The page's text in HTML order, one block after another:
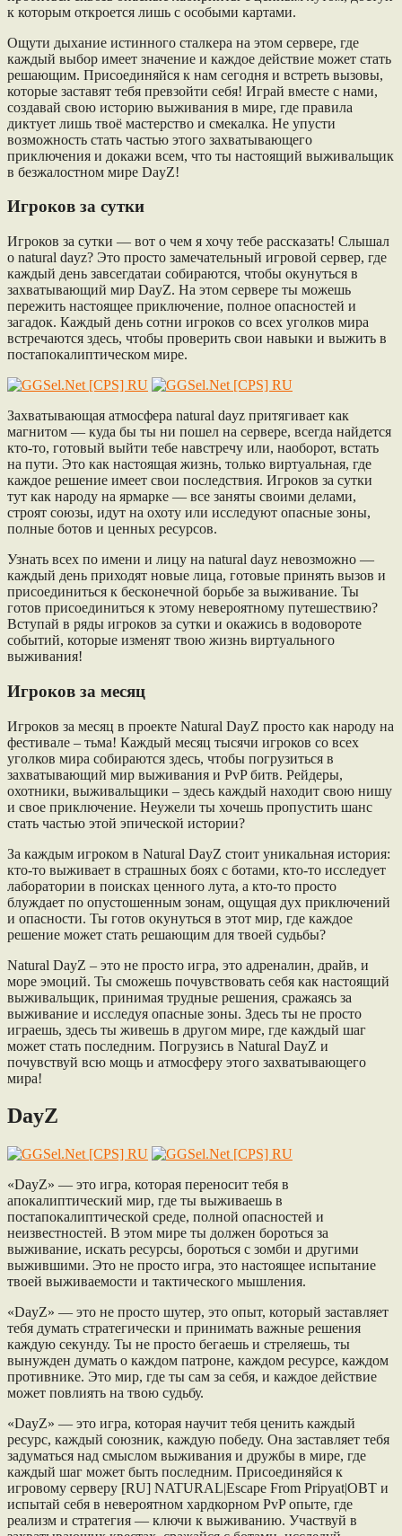
к которым откроется лишь с особыми картами.
Ощути дыхание истинного сталкера на этом сервере, где
каждый выбор имеет значение и каждое действие может стать
решающим. Присоединяйся к нам сегодня и встреть вызовы,
которые заставят тебя превзойти себя! Играй вместе с нами,
создавай свою историю выживания в мире, где правила
диктует лишь твоё мастерство и смекалка. Не упусти
возможность стать частью этого захватывающего
приключения и докажи всем, что ты настоящий выживальщик
в безжалостном мире DayZ!
Игроков за сутки
Игроков за сутки — вот о чем я хочу тебе рассказать! Слышал
о natural dayz? Это просто замечательный игровой сервер, где
каждый день завсегдатаи собираются, чтобы окунуться в
захватывающий мир DayZ. На этом сервере ты можешь
пережить настоящее приключение, полное опасностей и
загадок. Каждый день сотни игроков со всех уголков мира
встречаются здесь, чтобы проверить свои навыки и выжить в
постапокалиптическом мире.
Захватывающая атмосфера natural dayz притягивает как
магнитом — куда бы ты ни пошел на сервере, всегда найдется
кто-то, готовый выйти тебе навстречу или, наоборот, встать
на пути. Это как настоящая жизнь, только виртуальная, где
каждое решение имеет свои последствия. Игроков за сутки
тут как народу на ярмарке — все заняты своими делами,
строят союзы, идут на охоту или исследуют опасные зоны,
полные ботов и ценных ресурсов.
Узнать всех по имени и лицу на natural dayz невозможно —
каждый день приходят новые лица, готовые принять вызов и
присоединиться к бесконечной борьбе за выживание. Ты
готов присоединиться к этому невероятному путешествию?
Вступай в ряды игроков за сутки и окажись в водовороте
событий, которые изменят твою жизнь виртуального
выживания!
Игроков за месяц
Игроков за месяц в проекте Natural DayZ просто как народу на
фестивале – тьма! Каждый месяц тысячи игроков со всех
уголков мира собираются здесь, чтобы погрузиться в
захватывающий мир выживания и PvP битв. Рейдеры,
охотники, выживальщики – здесь каждый находит свою нишу
и свое приключение. Неужели ты хочешь пропустить шанс
стать частью этой эпической истории?
За каждым игроком в Natural DayZ стоит уникальная история:
кто-то выживает в страшных боях с ботами, кто-то исследует
лаборатории в поисках ценного лута, а кто-то просто
блуждает по опустошенным зонам, ощущая дух приключений
и опасности. Ты готов окунуться в этот мир, где каждое
решение может стать решающим для твоей судьбы?
Natural DayZ – это не просто игра, это адреналин, драйв, и
море эмоций. Ты сможешь почувствовать себя как настоящий
выживальщик, принимая трудные решения, сражаясь за
выживание и исследуя опасные зоны. Здесь ты не просто
играешь, здесь ты живешь в другом мире, где каждый шаг
может стать последним. Погрузись в Natural DayZ и
почувствуй всю мощь и атмосферу этого захватывающего
мира!
DayZ
«DayZ» — это игра, которая переносит тебя в
апокалиптический мир, где ты выживаешь в
постапокалиптической среде, полной опасностей и
неизвестностей. В этом мире ты должен бороться за
выживание, искать ресурсы, бороться с зомби и другими
выжившими. Это не просто игра, это настоящее испытание
твоей выживаемости и тактического мышления.
«DayZ» — это не просто шутер, это опыт, который заставляет
тебя думать стратегически и принимать важные решения
каждую секунду. Ты не просто бегаешь и стреляешь, ты
вынужден думать о каждом патроне, каждом ресурсе, каждом
противнике. Это мир, где ты сам за себя, и каждое действие
может повлиять на твою судьбу.
«DayZ» — это игра, которая научит тебя ценить каждый
ресурс, каждый союзник, каждую победу. Она заставляет тебя
задуматься над смыслом выживания и дружбы в мире, где
каждый шаг может быть последним. Присоединяйся к
игровому серверу [RU] NATURAL|Escape From Pripyat|OBT и
испытай себя в невероятном хардкорном PvP опыте, где
реализм и стратегия — ключи к выживанию. Участвуй в